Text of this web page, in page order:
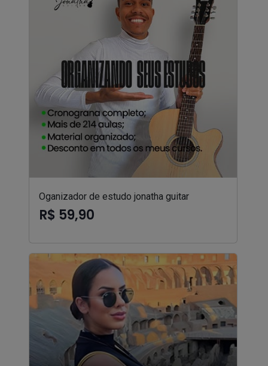
Oganizador de estudo jonatha guitar
R$ 59,90